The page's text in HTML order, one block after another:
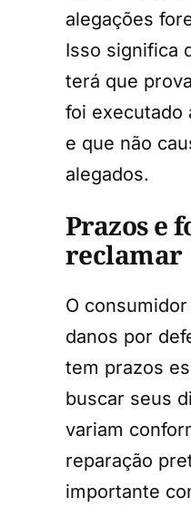
alegações
Isso significa
terá que
foi executado
e que não
alegados.
Prazos e
reclamar
O
danos por
tem prazos
buscar seus
variam
reparação
importante